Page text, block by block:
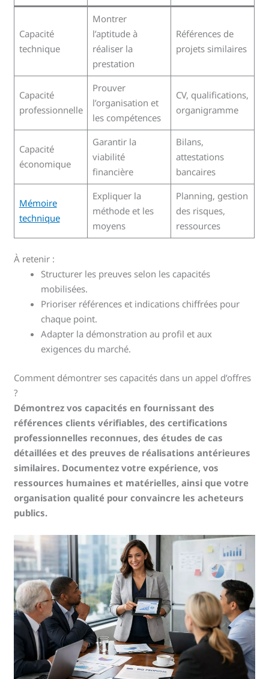
Capacité
technique
Montrer
l’aptitude à
réaliser la
prestation
Références de
projets similaires
Capacité
professionnelle
Prouver
l’organisation et
les compétences
CV, qualifications,
organigramme
Capacité
économique
Garantir la
viabilité
financière
Bilans,
attestations
bancaires
Mémoire
technique
Expliquer la
méthode et les
moyens
Planning, gestion
des risques,
ressources
À retenir :
Structurer les preuves selon les capacités
mobilisées.
Prioriser références et indications chiffrées pour
chaque point.
Adapter la démonstration au profil et aux
exigences du marché.
Comment démontrer ses capacités dans un appel d’offres
?
Démontrez vos capacités en fournissant des
références clients vérifiables, des certifications
professionnelles reconnues, des études de cas
détaillées et des preuves de réalisations antérieures
similaires. Documentez votre expérience, vos
ressources humaines et matérielles, ainsi que votre
organisation qualité pour convaincre les acheteurs
publics.